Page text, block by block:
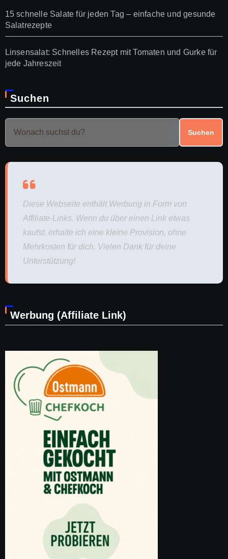
15 schnelle Salate für jeden Tag – einfache und gesunde
Salatrezepte
Linsensalat: Schnelles Rezept mit Tomaten und Gurke für
jede Jahreszeit
Suchen
Suchen
Diese Webseite enthält Werbung in Form von
Affiliate-Links. Wenn du über einen Link etwas
kaufst, erhalte ich eine kleine Provision, ohne
Mehrkosten für dich. Vielen Dank für deine
Unterstützung!
Werbung (Affiliate Link)